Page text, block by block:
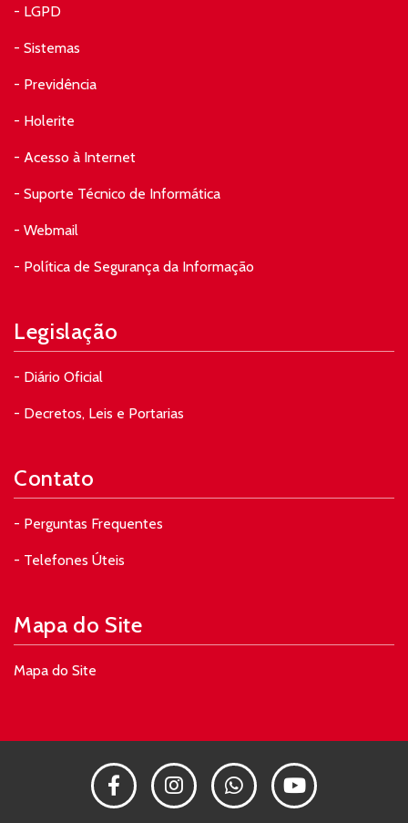
- LGPD
- Sistemas
- Previdência
- Holerite
- Acesso à Internet
- Suporte Técnico de Informática
- Webmail
- Política de Segurança da Informação
Legislação
- Diário Oficial
- Decretos, Leis e Portarias
Contato
- Perguntas Frequentes
- Telefones Úteis
Mapa do Site
Mapa do Site